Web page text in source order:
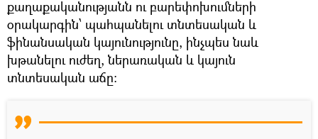
քաղաքականությանն ու բարեփոխումների
օրակարգին՝ պահպանելու տնտեսական և
ֆինանսական կայունությունը, ինչպես նաև
խթանելու ուժեղ, ներառական և կայուն
տնտեսական աճը։